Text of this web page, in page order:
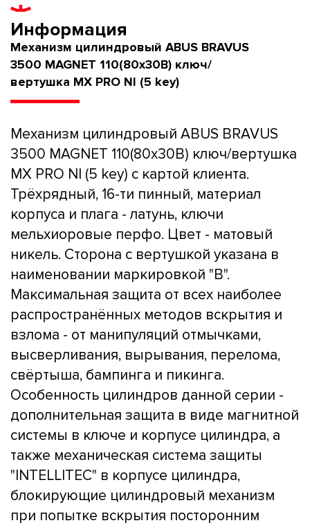
Информация
Механизм цилиндровый ABUS BRAVUS
3500 MAGNET 110(80x30В) ключ/
вертушка MX PRO NI (5 key)
Механизм цилиндровый ABUS BRAVUS
3500 MAGNET 110(80x30В) ключ/вертушка
MX PRO NI (5 key) с картой клиента.
Трёхрядный, 16-ти пинный, материал
корпуса и плага - латунь, ключи
мельхиоровые перфо. Цвет - матовый
никель. Сторона с вертушкой указана в
наименовании маркировкой "B".
Максимальная защита от всех наиболее
распространённых методов вскрытия и
взлома - от манипуляций отмычками,
высверливания, вырывания, перелома,
свёртыша, бампинга и пикинга.
Особенность цилиндров данной серии -
дополнительная защита в виде магнитной
системы в ключе и корпусе цилиндра, а
также механическая система защиты
"INTELLITEC" в корпусе цилиндра,
блокирующие цилиндровый механизм
при попытке вскрытия посторонним